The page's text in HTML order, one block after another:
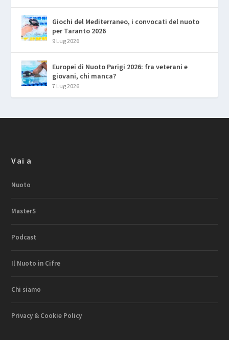
Giochi del Mediterraneo, i convocati del nuoto
per Taranto 2026
9 Lug 2026
Europei di Nuoto Parigi 2026: fra veterani e
giovani, chi manca?
7 Lug 2026
Vai a
Nuoto
MasterS
Podcast
Il Nuoto in Cifre
Chi siamo
Privacy & Cookie Policy